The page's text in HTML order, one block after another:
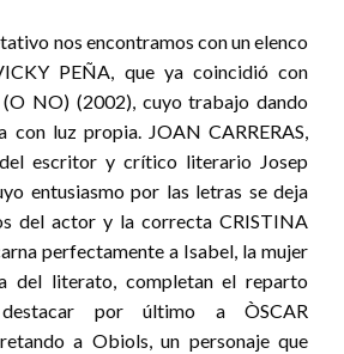
nos encontramos con un elenco
PEÑA, que ya coincidió con
NO) (2002), cuyo trabajo dando
luz propia. JOAN CARRERAS,
escritor y crítico literario Josep
entusiasmo por las letras se deja
del actor y la correcta CRISTINA
perfectamente a Isabel, la mujer
del literato, completan el reparto
por último a ÒSCAR
a Obiols, un personaje que